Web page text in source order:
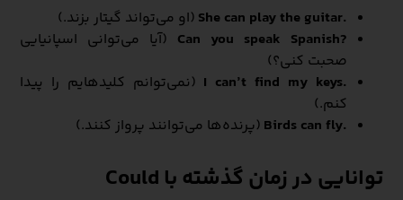
.She can play the guitar
(او می‌تواند گیتار بزند.)
?Can you speak Spanish
(آیا می‌توانی اسپانیایی
صحبت کنی؟)
.I can’t find my keys
(نمی‌توانم کلیدهایم را پیدا
کنم.)
.Birds can fly
(پرنده‌ها می‌توانند پرواز کنند.)
توانایی در زمان گذشته با Could